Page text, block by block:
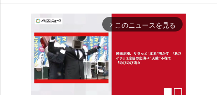
arrow_forward_ios このニュースを見る